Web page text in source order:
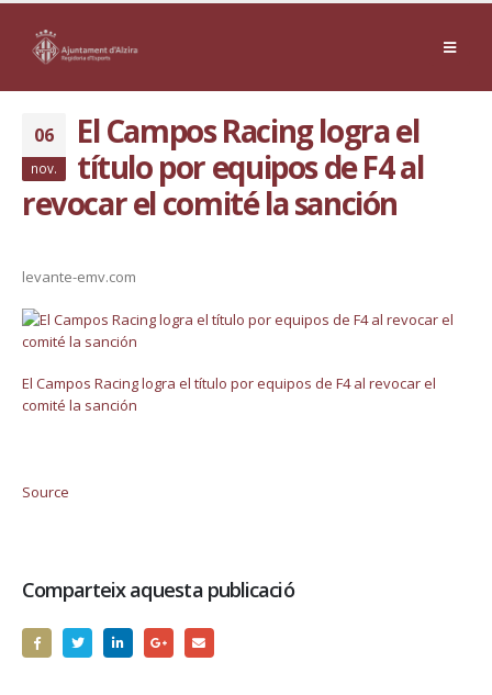
06
nov.
El Campos Racing logra el
título por equipos de F4 al
revocar el comité la sanción
levante-emv.com
El Campos Racing logra el título por equipos de F4 al revocar el
comité la sanción
Source
Comparteix aquesta publicació